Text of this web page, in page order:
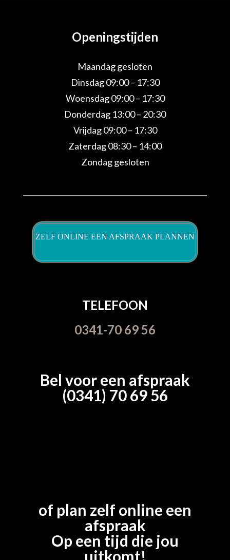
Openingstijden
Maandag gesloten
Dinsdag 09:00 – 17:30
Woensdag 09:00 – 17:30
Donderdag 13:00 – 20:30
Vrijdag 09:00 – 17:30
Zaterdag 08:30 – 14:00
Zondag gesloten
ZELF ONLINE EEN AFSPRAAK PLANNEN
TELEFOON
0341-70 69 56
Bel voor een afspraak
(0341) 70 69 56
of plan zelf online een
afspraak
Op een tijd die jou
uitkomt!